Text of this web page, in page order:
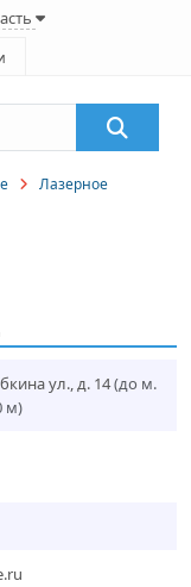
Лазерное
ул., д. 14(до м.
м)